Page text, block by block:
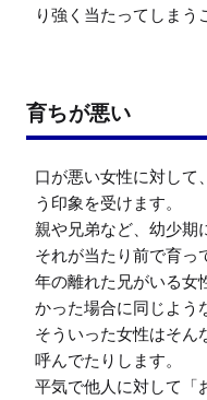
り強く当たってしまう
育ちが悪い
口が悪い女性に対して
う印象を受けます。
親や兄弟など、幼少期
それが当たり前で育っ
年の離れた兄がいる女
かった場合に同じよう
そういった女性はそん
呼んでたりします。
平気で他人に対して「